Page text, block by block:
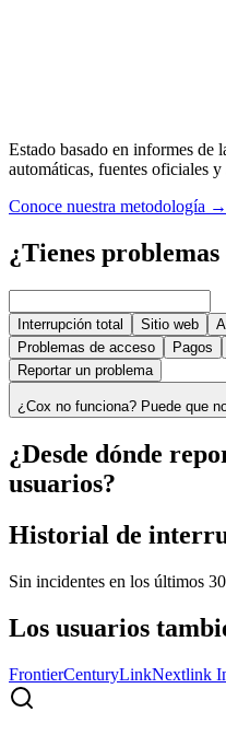
Estado basado en informes de
automáticas, fuentes oficiales y
Conoce nuestra metodología →
¿Tienes problemas
Interrupción total Sitio web
Problemas de acceso
Pagos
Reportar un problema
¿Cox no funciona? Puede que
¿Desde dónde
usuarios?
Historial de
Sin incidentes en los últimos
Los usuarios
FrontierCenturyLinkNextlink